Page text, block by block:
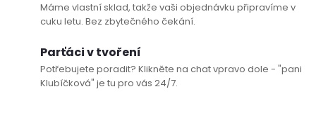
Máme vlastní sklad, takže vaši objednávku připravíme v
cuku letu. Bez zbytečného čekání.
Parťáci v tvoření
Potřebujete poradit? Klikněte na chat vpravo dole - "pani
Klubíčková" je tu pro vás 24/7.